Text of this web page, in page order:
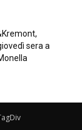
sera a